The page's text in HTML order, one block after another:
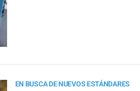
EN BUSCA DE NUEVOS ESTÁNDARES